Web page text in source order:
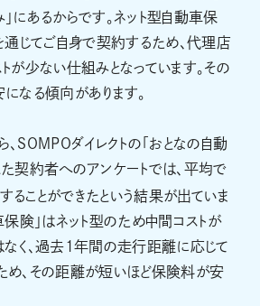
にあるからです。ネット型自動車保
通じてご自身で契約するため、代理店
が少ない仕組みとなっています。その
なる傾向があります。
ＳＯＭＰＯダイレクトの「おとなの自動
契約者へのアンケートでは、平均で
することができたという結果が出ていま
保険」はネット型のため中間コストが
く、過去1年間の走行距離に応じて
め、その距離が短いほど保険料が安